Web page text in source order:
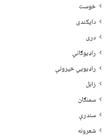
خوست
دایکندی
دری
راډیوګانې
راډیويي خپرونې
زابل
سمنګان
سندرې
شعرونه